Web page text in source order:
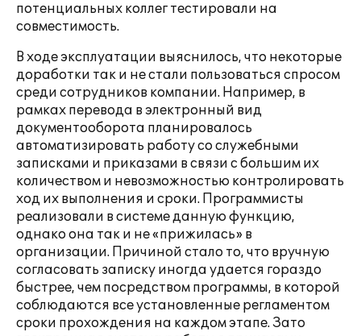
потенциальных коллег тестировали на
совместимость.
В ходе эксплуатации выяснилось, что некоторые
доработки так и не стали пользоваться спросом
среди сотрудников компании. Например, в
рамках перевода в электронный вид
документооборота планировалось
автоматизировать работу со служебными
записками и приказами в связи с большим их
количеством и невозможностью контролировать
ход их выполнения и сроки. Программисты
реализовали в системе данную функцию,
однако она так и не «прижилась» в
организации. Причиной стало то, что вручную
согласовать записку иногда удается гораздо
быстрее, чем посредством программы, в которой
соблюдаются все установленные регламентом
сроки прохождения на каждом этапе. Зато